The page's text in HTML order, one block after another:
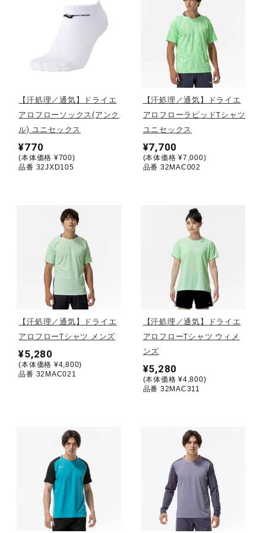
インナー
寝具／ミズノスリープ
アウトドア／レイン
サポーター
ジュニア／キッズ
メディカル
コラボ／ライセンス
セール
サポート
直営店一覧
【汗処理／通気】ドライエ
アロフローソックス(アンク
ル) ユニセックス
¥770
(本体価格 ¥700)
品番 32JXD105
【汗処理／通気】ドライエ
アロフローラピッドTシャツ
ユニセックス
¥7,700
(本体価格 ¥7,000)
品番 32MAC002
【汗処理／通気】ドライエ
アロフローTシャツ メンズ
¥5,280
(本体価格 ¥4,800)
品番 32MAC021
【汗処理／通気】ドライエ
アロフローTシャツ ウィメ
ンズ
¥5,280
(本体価格 ¥4,800)
品番 32MAC311